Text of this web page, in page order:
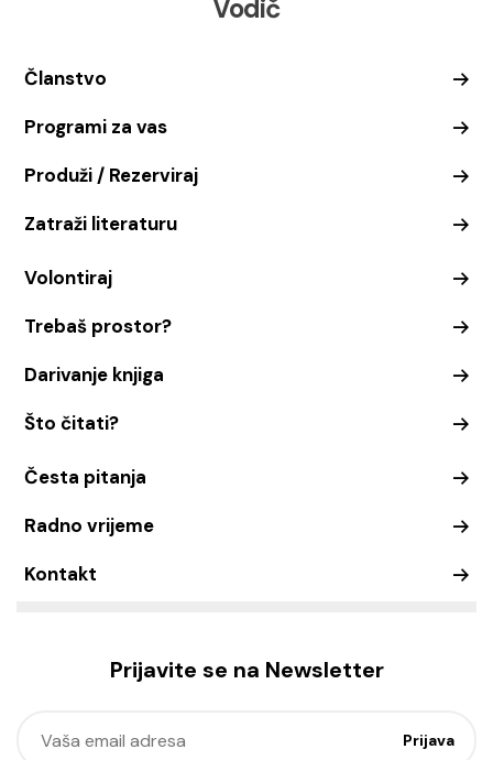
Vodič
Članstvo
Programi za vas
Produži / Rezerviraj
Zatraži literaturu
Volontiraj
Trebaš prostor?
Darivanje knjiga
Što čitati?
Česta pitanja
Radno vrijeme
Kontakt
Prijavite se na Newsletter